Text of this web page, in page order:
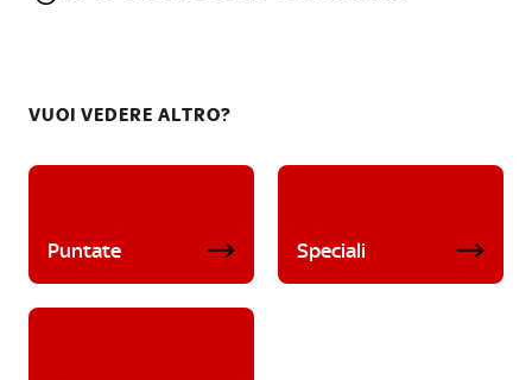
VUOI VEDERE ALTRO?
Puntate Speciali